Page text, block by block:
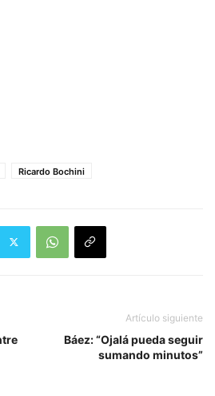
Ricardo Bochini
Artículo siguiente
Báez: “Ojalá pueda seguir
sumando minutos”